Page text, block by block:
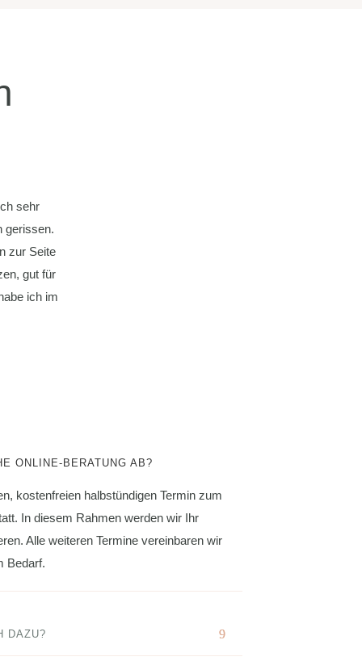
sehr
gerissen.
zur Seite
gut für
ich im
ONLINE-BERATUNG AB?
kostenfreien halbstündigen Termin zum
In diesem Rahmen werden wir Ihr
Alle weiteren Termine vereinbaren wir
Bedarf.
DAZU?